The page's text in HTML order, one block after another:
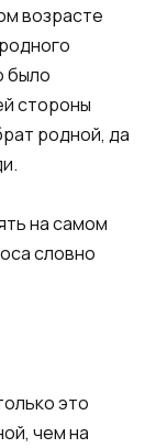
возрасте
было
стороны
родной, да
на самом
словно
это
чем на